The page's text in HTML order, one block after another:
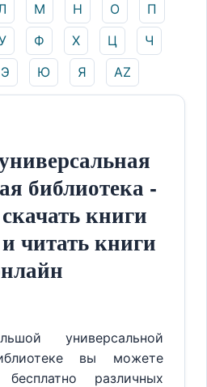
М Н О
П
Ф Х Ц
Ч
Э Ю Я AZ
библиотека -
книги
читать книги
универсальной
вы можете
различных